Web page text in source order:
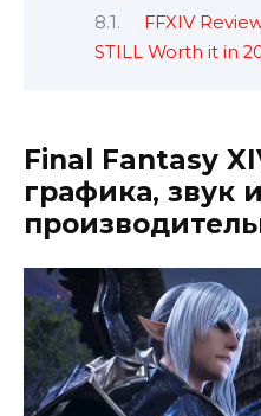
FFXIV
STILL Worth it in
Final Fantasy
графика, звук и